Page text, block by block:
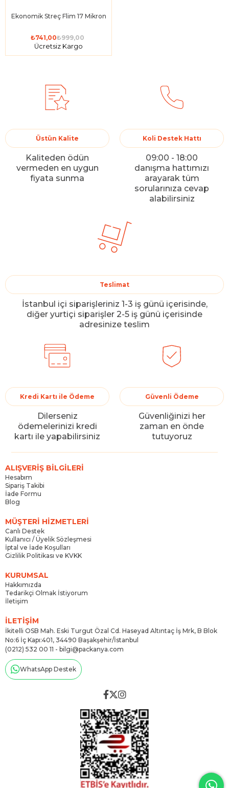
Ekonomik Streç Flim 17 Mikron
₺741,00₺999,00
Ücretsiz Kargo
Üstün Kalite
Kaliteden ödün
vermeden en uygun
fiyata sunma
Koli Destek Hattı
09:00 - 18:00
danışma hattımızı
arayarak tüm
sorularınıza cevap
alabilirsiniz
Teslimat
İstanbul içi siparişleriniz 1-3 iş günü içerisinde,
diğer yurtiçi siparişler 2-5 iş günü içerisinde
adresinize teslim
Kredi Kartı ile Ödeme
Dilerseniz
ödemelerinizi kredi
kartı ile yapabilirsiniz
Güvenli Ödeme
Güvenliğinizi her
zaman en önde
tutuyoruz
ALIŞVERİŞ BİLGİLERİ
Hesabım
Sipariş Takibi
İade Formu
Blog
MÜŞTERİ HİZMETLERİ
Canlı Destek
Kullanıcı / Üyelik Sözleşmesi
İptal ve İade Koşulları
Gizlilik Politikası ve KVKK
KURUMSAL
Hakkımızda
Tedarikçi Olmak İstiyorum
İletişim
İLETİŞİM
İkitelli OSB Mah. Eski Turgut Özal Cd. Haseyad Altıntaç İş Mrk, B Blok
No:6 İç Kapı:401, 34490 Başakşehir/İstanbul
(0212) 532 00 11 - bilgi@packanya.com
WhatsApp Destek